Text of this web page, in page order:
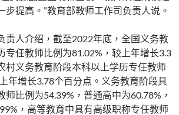
步提高。”教育部教师工作司负责人说。
责人介绍，截至2022年底，全国义务教
专任教师比例为81.02%，较上年增长3.3
村义务教育阶段本科以上学历专任教师
年增长3.78个百分点。义务教育阶段具
师比例为54.39%，普通高中为60.78%，
，高等教育中具有高级职称专任教师